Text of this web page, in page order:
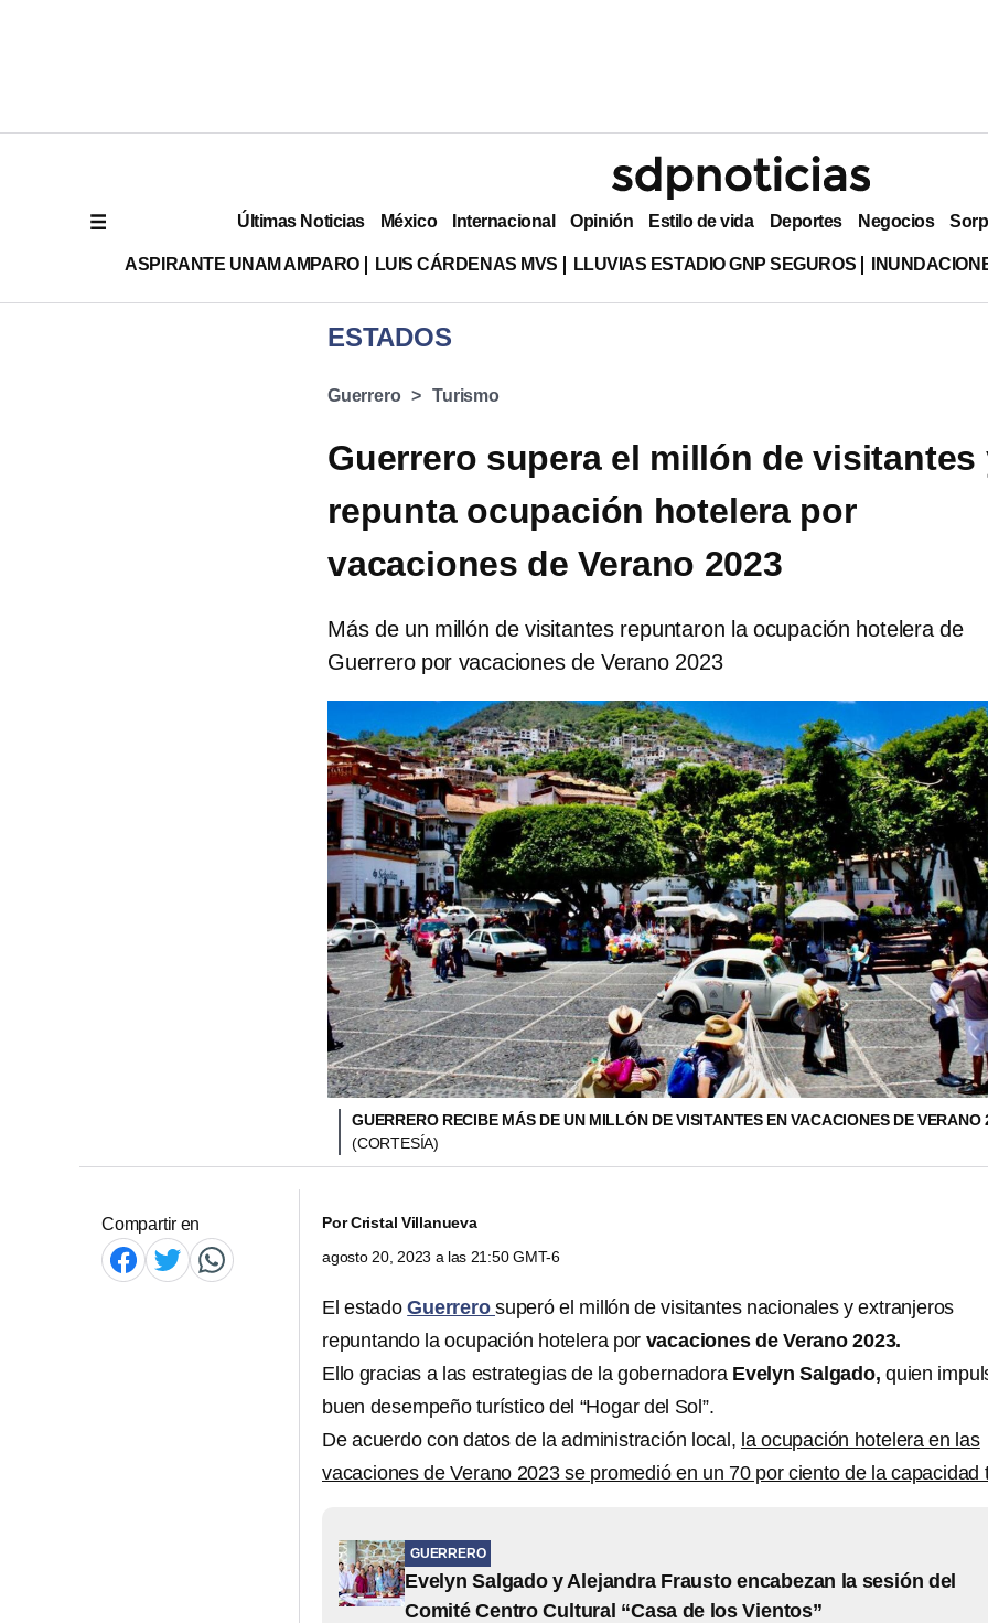
Últimas Noticias México Internacional Opinión Estilo de vida Deportes Negocios
ASPIRANTE UNAM AMPARO LUIS CÁRDENAS MVS LLUVIAS ESTADIO GNP SEGUROS
ESTADOS
Guerrero Turismo
Guerrero supera el millón de visitantes
repunta ocupación hotelera por
vacaciones de Verano 2023
Más de un millón de visitantes repuntaron la ocupación hotelera de
Guerrero por vacaciones de Verano 2023
GUERRERO RECIBE MÁS DE UN MILLÓN DE VISITANTES EN VACACIONES DE VERANO
(CORTESÍA)
Compartir en PorCristal Villanueva
agosto 20, 2023 a las 21:50 GMT-6
El estadoGuerrerosuperó el millón de visitantes nacionales y extranjeros
repuntando la ocupación hotelera por vacaciones de Verano 2023.
Ello gracias a las estrategias de la gobernadoraEvelyn Salgado,quien
buen desempeño turístico del “Hogar del Sol”.
De acuerdo con datos de la administración local, la ocupación hotelera en las
vacaciones de Verano 2023 se promedió en un 70 por ciento de la capacidad
GUERRERO
Evelyn Salgado y Alejandra Frausto encabezan la sesión del
Comité Centro Cultural “Casa de los Vientos”